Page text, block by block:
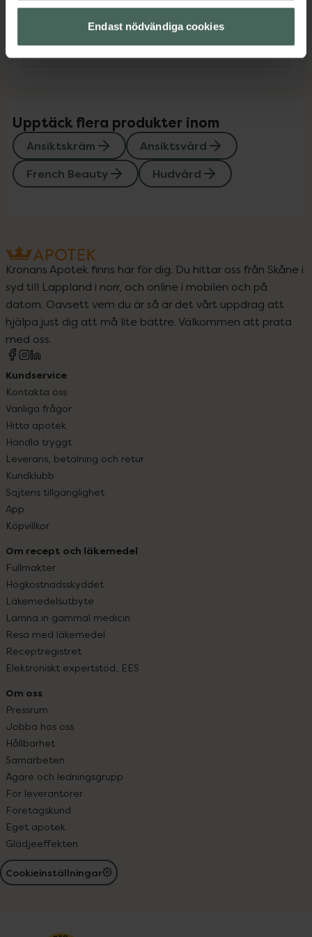
Endast nödvändiga cookies
Instruktioner Visa
Upptäck flera produkter inom
Ansiktskräm
Ansiktsvård
French Beauty
Hudvård
Kronans Apotek finns här för dig. Du hittar oss från Skåne i
syd till Lappland i norr, och online i mobilen och på
datorn. Oavsett vem du är så är det vårt uppdrag att
hjälpa just dig att må lite bättre. Välkommen att prata
med oss.
Kundservice
Kontakta oss
Vanliga frågor
Hitta apotek
Handla tryggt
Leverans, betalning och retur
Kundklubb
Sajtens tillgänglighet
App
Köpvillkor
Om recept och läkemedel
Fullmakter
Högkostnadsskyddet
Läkemedelsutbyte
Lämna in gammal medicin
Resa med läkemedel
Receptregistret
Elektroniskt expertstöd, EES
Om oss
Pressrum
Jobba hos oss
Hållbarhet
Samarbeten
Ägare och ledningsgrupp
För leverantörer
Företagskund
Eget apotek
Glädjeeffekten
Cookieinställningar